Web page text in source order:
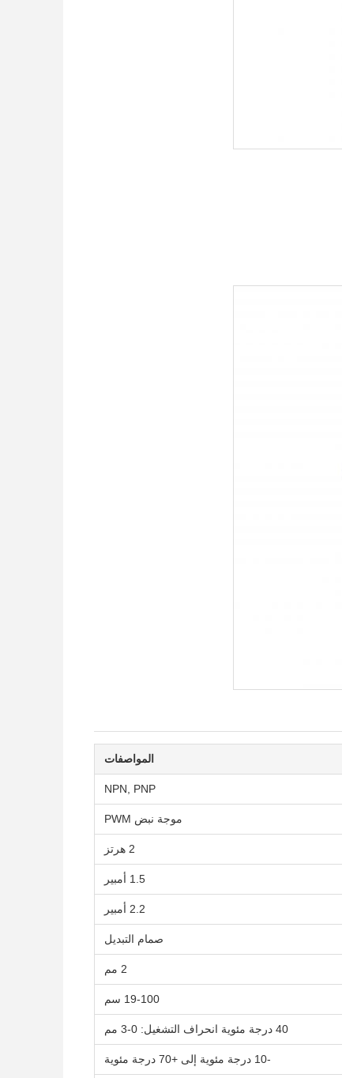
المواصفات
NPN, PNP
موجة نبض PWM
2 هرتز
1.5 أمبير
2.2 أمبير
صمام التبديل
2 مم
19-100 سم
40 درجة مئوية انحراف التشغيل: 0-3 مم
-10 درجة مئوية إلى +70 درجة مئوية